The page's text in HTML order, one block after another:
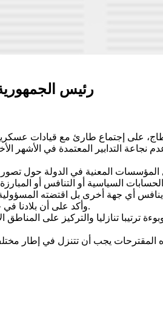
رئيس
قيس سعيد، مساء يوم أمس السبت 3 جويلية 2021 بقصر
الأرقام عدم نجاعة التدابير
وأكد على أن بلادنا في حالة حرب وهو ما يستدعي تضافر كل الجهود وتشريك أصحاب النوايا الصادقة.
ترتيبا تنازليا والتركيز على